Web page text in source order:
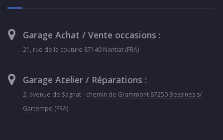
Garage Achat / Vente occasions :
21, rue de la couture 87140 Nantiat (FRA)
Garage Atelier / Réparations :
2, avenue de Sagnat - chemin de Grammont 87250 Bessines s/
Gartempe (FRA)